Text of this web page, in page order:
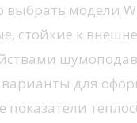
модели
стойкие к
для